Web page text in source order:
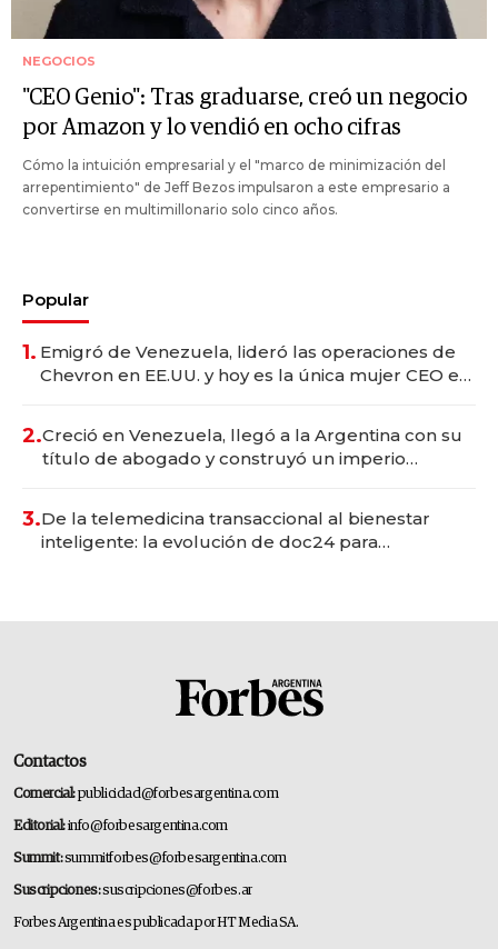
NEGOCIOS
"CEO Genio": Tras graduarse, creó un negocio
por Amazon y lo vendió en ocho cifras
Cómo la intuición empresarial y el "marco de minimización del
arrepentimiento" de Jeff Bezos impulsaron a este empresario a
convertirse en multimillonario solo cinco años.
Popular
1. Emigró de Venezuela, lideró las operaciones de
Chevron en EE.UU. y hoy es la única mujer CEO en
2.Creció en Venezuela, llegó a la Argentina con su
título de abogado y construyó un imperio
3.De la telemedicina transaccional al bienestar
inteligente: la evolución de doc24 para
Contactos
Comercial:publicidad@forbesargentina.com
Editorial:info@forbesargentina.com
Summit:summitforbes@forbesargentina.com
Suscripciones:suscripciones@forbes.ar
Forbes Argentina es publicada por HT Media SA.